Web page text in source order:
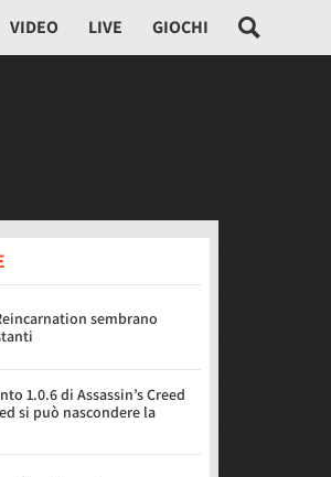
VIDEO LIVE GIOCHI
sembrano
1.0.6 di Assassin’s Creed
si può nascondere la